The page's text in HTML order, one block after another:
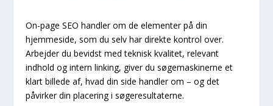
On-page SEO handler om de elementer på din
hjemmeside, som du selv har direkte kontrol over.
Arbejder du bevidst med teknisk kvalitet, relevant
indhold og intern linking, giver du søgemaskinerne et
klart billede af, hvad din side handler om – og det
påvirker din placering i søgeresultaterne.